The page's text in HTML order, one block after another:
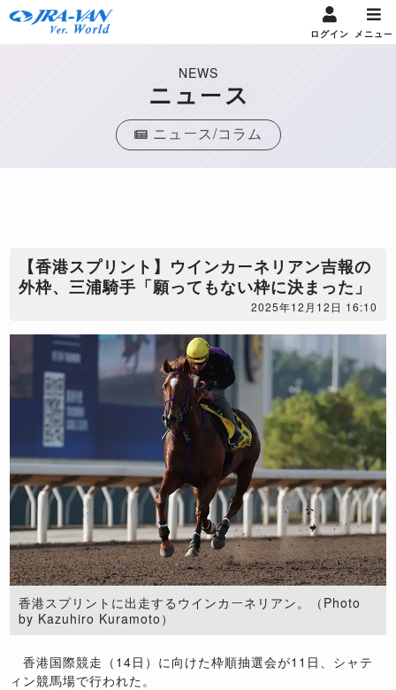
ログイン メニュー
NEWS
ニュース
ニュース/コラム
【香港スプリント】ウインカーネリアン吉報の
外枠、三浦騎手「願ってもない枠に決まった」
2025年12月12日 16:10
香港スプリントに出走するウインカーネリアン。（Photo
by Kazuhiro Kuramoto）
香港国際競走（14日）に向けた枠順抽選会が11日、シャテ
ィン競馬場で行われた。